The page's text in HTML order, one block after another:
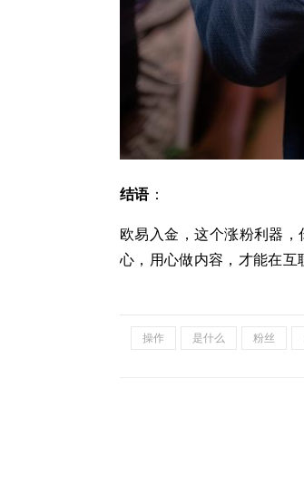
结语：
欧易入金，这个涨粉利器
心，用心做内容，才能在互
操作 是什么 粉丝